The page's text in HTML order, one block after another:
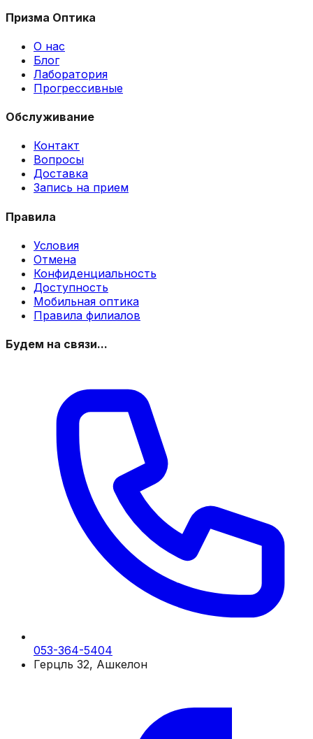
Призма Оптика
О нас
Блог
Лаборатория
Прогрессивные
Обслуживание
Контакт
Вопросы
Доставка
Запись на прием
Правила
Условия
Отмена
Конфиденциальность
Доступность
Мобильная оптика
Правила филиалов
Будем на связи...
053-364-5404
Герцль 32, Ашкелон